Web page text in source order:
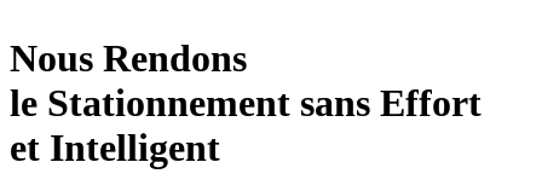
Nous Rendons
le Stationnement sans Effort
et Intelligent